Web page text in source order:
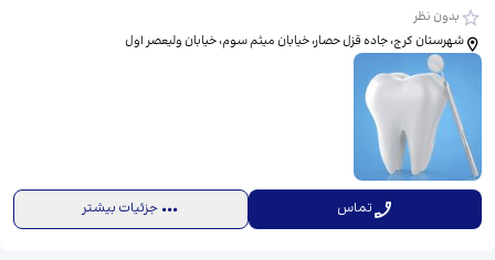
بدون نظر
شهرستان کرج، جاده قزل حصار، خیابان میثم سوم، خیابان ولیعصر اول
تماس جزئیات بیشتر